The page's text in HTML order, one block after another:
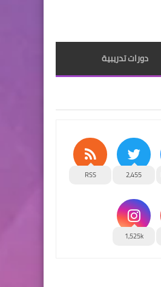
دورات تدريبية
2,455
RSS
1,525k